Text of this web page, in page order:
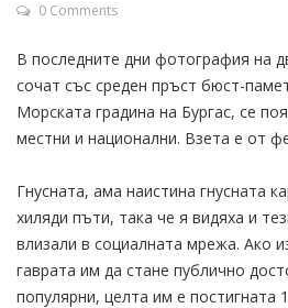
0 Comments
В последните дни фотография на
сочат със среден пръст бюст-
Морската градина на Бургас, се
местни и национални. Взета е от
Гнусната, ама наистина гнусната
хиляди пъти, така че я видяха и
влизали в социалната мрежа. Ако
гаврата им да стане публично
популярни, целта им е постигната